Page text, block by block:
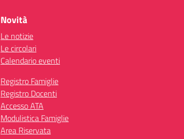
Novità
Le notizie
Le circolari
Calendario eventi
Registro Famiglie
Registro Docenti
Accesso ATA
Modulistica Famiglie
Area Riservata